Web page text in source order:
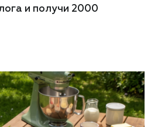
и получи 2000